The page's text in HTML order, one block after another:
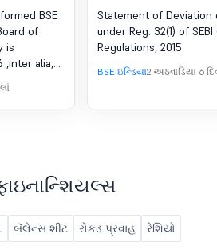
સૂચના
BSE
of
is
,inter alia,
for
Book
વિચલન અથવા
સ્ટેટમેન્ટ. 30 જૂન,
સમાપ્ત થયેલ
સેબી (લિસ્ટિંગ
રેગ્યુલેશન, 2015ના
Statement of Deviation
under Reg. 32(1) of SEBI
Regulations, 2015
BSE ઇન્ડિયા2 અઠવાડિયા 6
બૅલેન્સ શીટ રોકડ પ્રવાહ રેશિયો